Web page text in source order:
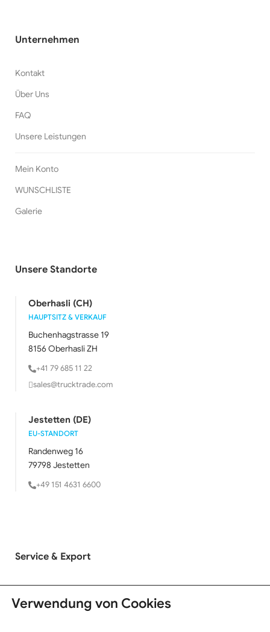
Unternehmen
Kontakt
Über Uns
FAQ
Unsere Leistungen
Mein Konto
WUNSCHLISTE
Galerie
Unsere Standorte
Oberhasli (CH)
HAUPTSITZ & VERKAUF
Buchenhagstrasse 19
8156 Oberhasli ZH
+41 79 685 11 22
sales@trucktrade.com
Jestetten (DE)
EU-STANDORT
Randenweg 16
79798 Jestetten
+49 151 4631 6600
Service & Export
LKW Verkauf
Verwendung von Cookies